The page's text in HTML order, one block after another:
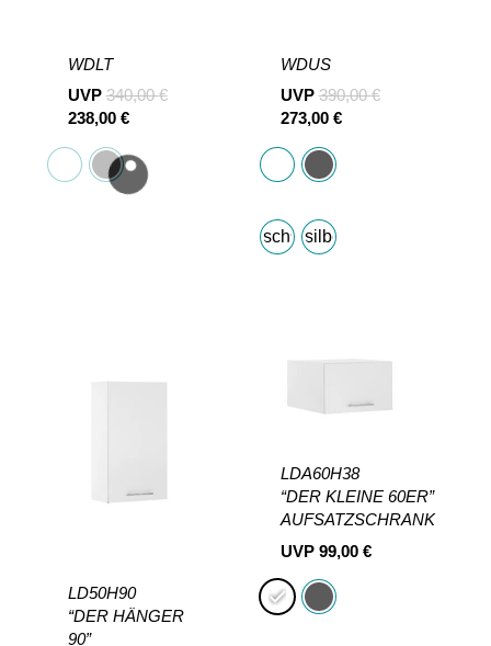
WDLT
UVP 340,00€
238,00 €
WDUS
UVP 390,00€
273,00 €
schwarz
silber
LD50H90
“DER HÄNGER
90”
LDA60H38
“DER KLEINE 60ER”
AUFSATZSCHRANK
UVP 99,00 €